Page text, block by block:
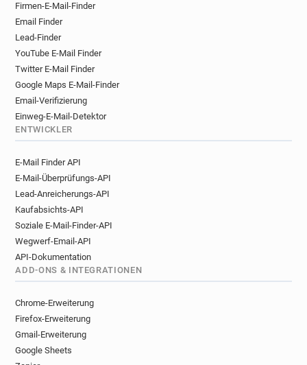
Firmen-E-Mail-Finder
Email Finder
Lead-Finder
YouTube E-Mail Finder
Twitter E-Mail Finder
Google Maps E-Mail-Finder
Email-Verifizierung
Einweg-E-Mail-Detektor
ENTWICKLER
E-Mail Finder API
E-Mail-Überprüfungs-API
Lead-Anreicherungs-API
Kaufabsichts-API
Soziale E-Mail-Finder-API
Wegwerf-Email-API
API-Dokumentation
ADD-ONS & INTEGRATIONEN
Chrome-Erweiterung
Firefox-Erweiterung
Gmail-Erweiterung
Google Sheets